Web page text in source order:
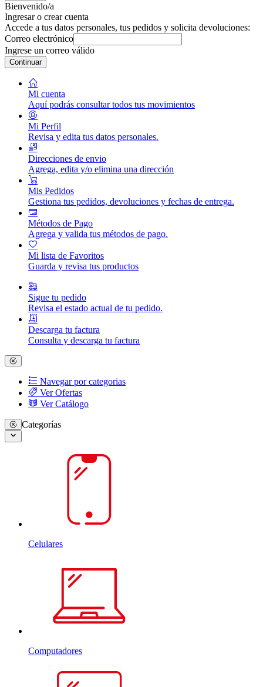
Bienvenido/a
Ingresar o crear cuenta
Accede a tus datos personales, tus pedidos y solicita devoluciones:
Correo electrónico
Ingrese un correo válido
Continuar
Mi cuenta
Aquí podrás consultar todos tus movimientos
Mi Perfil
Revisa y edita tus datos personales.
Direcciones de envio
Agrega, edita y/o elimina una dirección
Mis Pedidos
Gestiona tus pedidos, devoluciones y fechas de entrega.
Métodos de Pago
Agrega y valida tus métodos de pago.
Mi lista de Favoritos
Guarda y revisa tus productos
Sigue tu pedido
Revisa el estado actual de tu pedido.
Descarga tu factura
Consulta y descarga tu factura
Navegar por categorias
Ver Ofertas
Ver Catálogo
Categorías
Celulares
Computadores